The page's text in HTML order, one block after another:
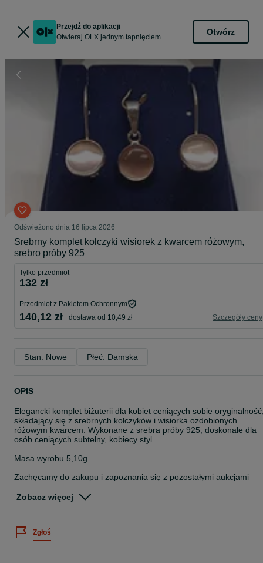
Przejdź do aplikacji
Otwieraj OLX jednym tapnięciem
Otwórz
Odświeżono dnia 16 lipca 2026
Srebrny komplet kolczyki wisiorek z kwarcem różowym,
srebro próby 925
Tylko przedmiot
132 zł
Przedmiot z Pakietem Ochronnym
140,12 zł+ dostawa od 10,49 zł Szczegóły ceny
Stan: Nowe Płeć: Damska
OPIS
Elegancki komplet biżuterii dla kobiet ceniących sobie
składający się z srebrnych kolczyków i wisiorka ozdobionych
różowym kwarcem. Wykonane z srebra próby 925, doskonałe dla
osób ceniących subtelny, kobiecy styl.
Masa wyrobu 5,10g
Zachęcamy do zakupu i zapoznania się z pozostałymi aukcjami
Komplet dostępny również stacjonarnie w Gliwicach przy ul
Nr.2521K
Zobacz więcej
Zgłoś